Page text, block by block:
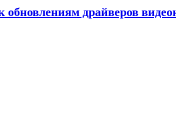
драйверов